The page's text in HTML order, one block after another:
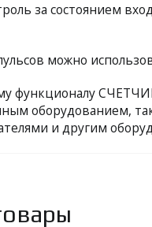
за состоянием
можно
функционалу
оборудованием,
и другим